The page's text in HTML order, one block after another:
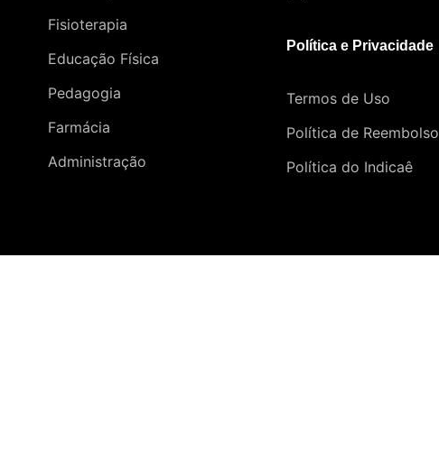
Fisioterapia
Educação Física
Pedagogia
Farmácia
Administração
Política e Privacidade
Termos de Uso
Política de Reembolso
Política do Indicaê